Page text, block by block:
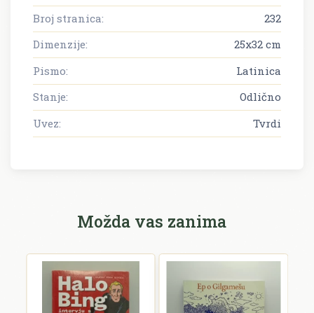
Broj stranica:
232
Dimenzije:
25x32 cm
Pismo:
Latinica
Stanje:
Odlično
Uvez:
Tvrdi
Možda vas zanima